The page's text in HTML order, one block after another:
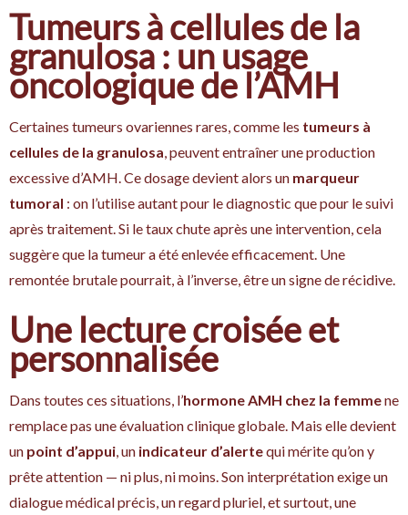
Tumeurs à cellules de la
granulosa : un usage
oncologique de l’AMH
Certaines tumeurs ovariennes rares, comme les tumeurs à
cellules de la granulosa, peuvent entraîner une production
excessive d’AMH. Ce dosage devient alors un marqueur
tumoral : on l’utilise autant pour le diagnostic que pour le suivi
après traitement. Si le taux chute après une intervention, cela
suggère que la tumeur a été enlevée efficacement. Une
remontée brutale pourrait, à l’inverse, être un signe de récidive.
Une lecture croisée et
personnalisée
Dans toutes ces situations, l’hormone AMH chez la femmene
remplace pas une évaluation clinique globale. Mais elle devient
un point d’appui, un indicateur d’alertequi mérite qu’on y
prête attention — ni plus, ni moins. Son interprétation exige un
dialogue médical précis, un regard pluriel, et surtout, une